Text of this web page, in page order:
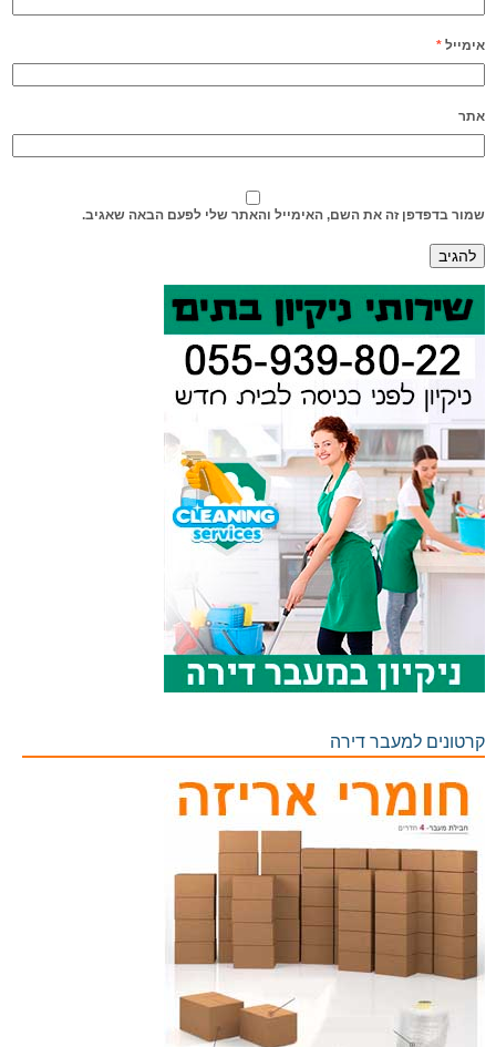
אימייל *
אתר
שמור בדפדפן זה את השם, האימייל והאתר שלי לפעם הבאה שאגיב.
קרטונים למעבר דירה